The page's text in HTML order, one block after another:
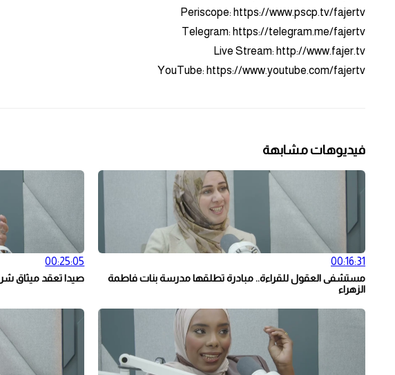
Periscope: https://www.pscp.tv/fajertv
Telegram: https://telegram.me/fajertv
Live Stream: http://www.fajer.tv
YouTube: https://www.youtube.com/fajertv
فيديوهات مشابهة
00:16:31
مستشفى العقول للقراءة.. مبادرة تطلقها مدرسة بنات فاطمة
الزهراء
00:25:05
صيدا تعقد ميثاق